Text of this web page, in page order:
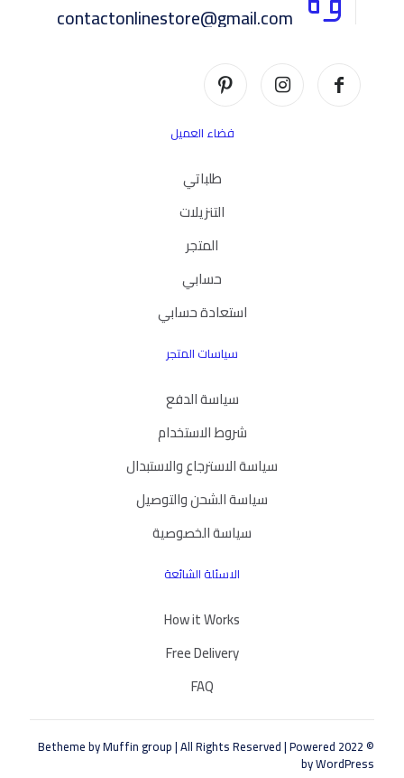
contactonlinestore@gmail.com
فضاء العميل
طلباتي
التنزيلات
المتجر
حسابي
استعادة حسابي
سياسات المتجر
سياسة الدفع
شروط الاستخدام
سياسة الاسترجاع والاستبدال
سياسة الشحن والتوصيل
سياسة الخصوصية
الاسئلة الشائعة
How it Works
Free Delivery
FAQ
© 2022 Betheme by
Muffin group| All Rights Reserved | Powered
byWordPress